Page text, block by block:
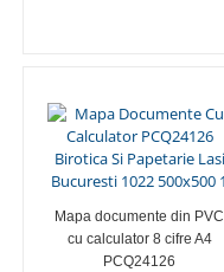
Mapa documente din PVC
cu calculator 8 cifre A4
PCQ24126